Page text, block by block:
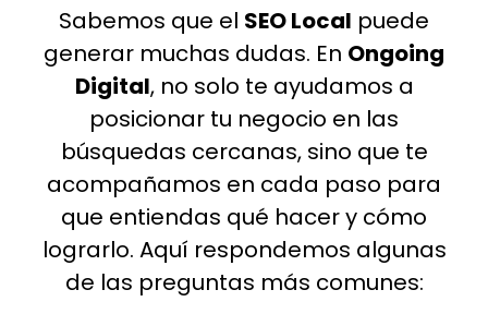
Sabemos que el SEO Local puede
generar muchas dudas. En Ongoing
Digital, no solo te ayudamos a
posicionar tu negocio en las
búsquedas cercanas, sino que te
acompañamos en cada paso para
que entiendas qué hacer y cómo
lograrlo. Aquí respondemos algunas
de las preguntas más comunes: